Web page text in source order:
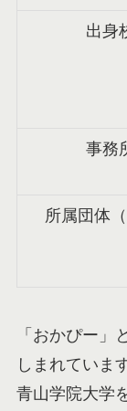
出身
事務
所属団体（
「おかぴー」
しまれていま
青山学院大学